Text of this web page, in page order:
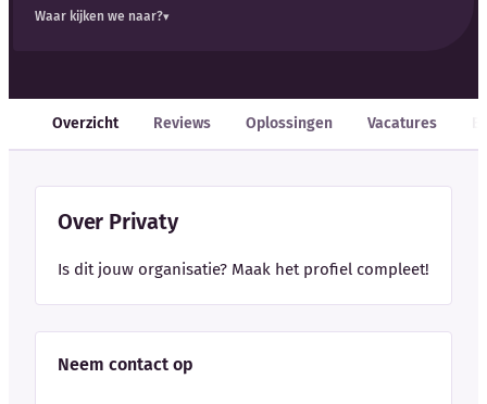
Waar kijken we naar?
Overzicht Reviews Oplossingen Vacatures
Over Privaty
Is dit jouw organisatie? Maak het profiel compleet!
Neem contact op